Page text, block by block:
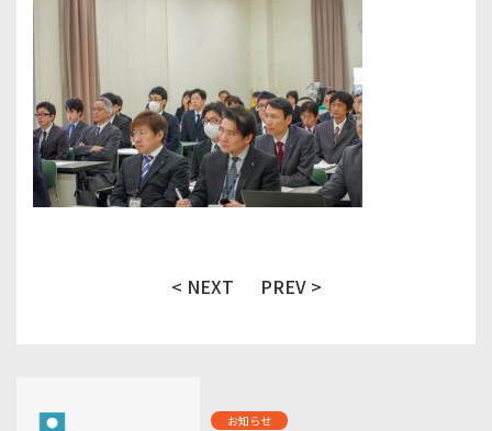
< NEXT PREV >
お知らせ